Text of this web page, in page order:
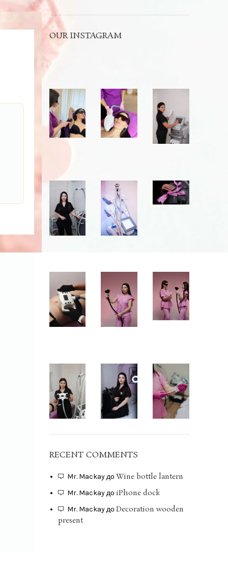
OUR INSTAGRAM
RECENT COMMENTS
Mr. MackayдоWine bottle lantern
Mr. MackayдоiPhone dock
Mr. MackayдоDecoration wooden
present